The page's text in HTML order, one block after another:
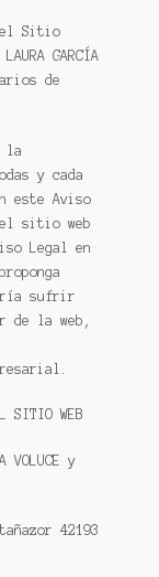
el Sitio
GARCÍA
de
la
y cada
este Aviso
sitio web
Legal en
sufrir
la web,
SITIO WEB
VOLUCE y
42193